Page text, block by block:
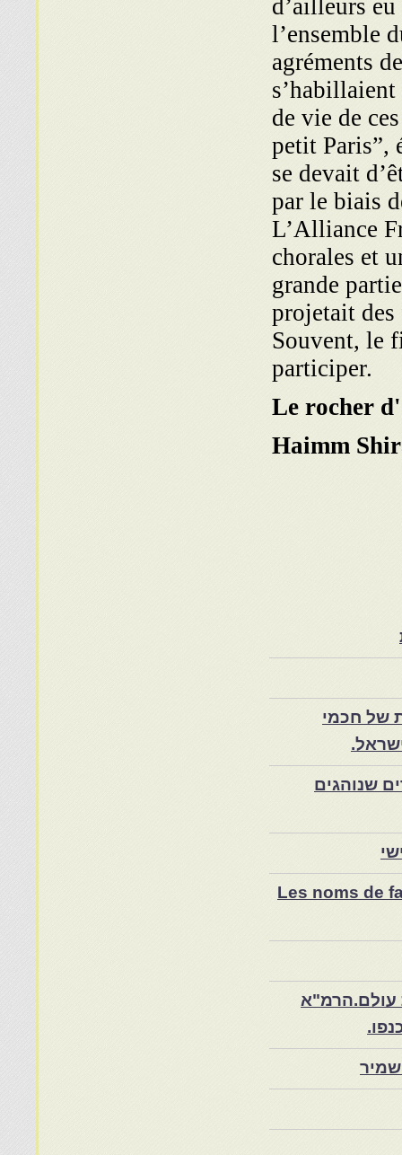
d’ailleurs
l’ensemble
agréments
de vie de
petit Paris”,
se devait
par le biais
L’Alliance
chorales et
grande
projetait
Souvent, le
participer.
Le rocher
Haimm
של חכמי
שנוהגים
Les noms de
עולם.הרמ"א